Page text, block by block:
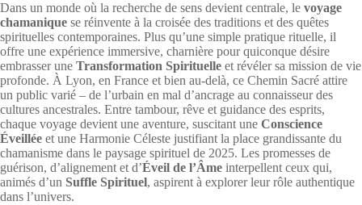
Dans un monde où la recherche de sens devient centrale, le voyage
chamanique se réinvente à la croisée des traditions et des quêtes
spirituelles contemporaines. Plus qu’une simple pratique rituelle, il
offre une expérience immersive, charnière pour quiconque désire
embrasser une Transformation Spirituelle et révéler sa mission de vie
profonde. À Lyon, en France et bien au-delà, ce Chemin Sacré attire
un public varié – de l’urbain en mal d’ancrage au connaisseur des
cultures ancestrales. Entre tambour, rêve et guidance des esprits,
chaque voyage devient une aventure, suscitant une Conscience
Éveillée et une Harmonie Céleste justifiant la place grandissante du
chamanisme dans le paysage spirituel de 2025. Les promesses de
guérison, d’alignement et d’Éveil de l’Âme interpellent ceux qui,
animés d’un Suffle Spirituel, aspirent à explorer leur rôle authentique
dans l’univers.